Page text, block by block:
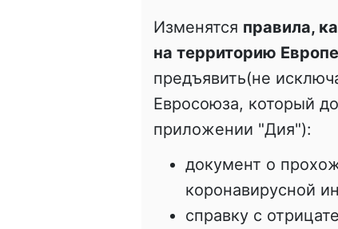
Изменятся правила,
на территорию
предъявить(не
Евросоюза, который
приложении "Дия"):
документ о
коронавирусной
справку с